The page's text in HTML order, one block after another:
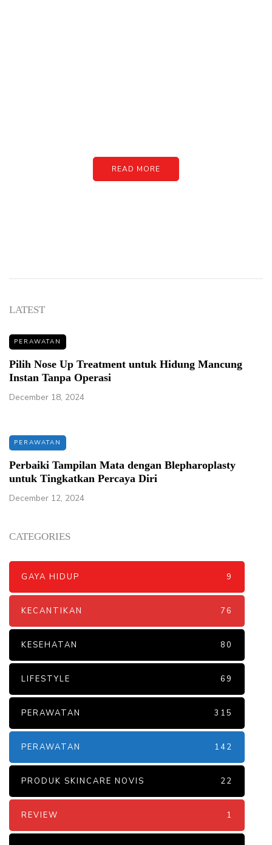
READ MORE
LATEST
PERAWATAN
Pilih Nose Up Treatment untuk Hidung Mancung
Instan Tanpa Operasi
December 18, 2024
PERAWATAN
Perbaiki Tampilan Mata dengan Blepharoplasty
untuk Tingkatkan Percaya Diri
December 12, 2024
CATEGORIES
GAYA HIDUP 9
KECANTIKAN 76
KESEHATAN 80
LIFESTYLE 69
PERAWATAN 315
PERAWATAN 142
PRODUK SKINCARE NOVIS 22
REVIEW 1